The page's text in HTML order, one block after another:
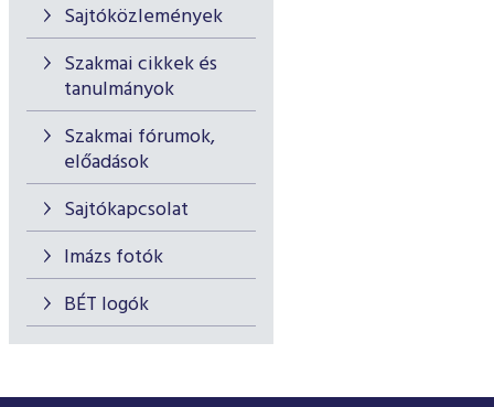
Sajtóközlemények
Szakmai cikkek és
tanulmányok
Szakmai fórumok,
előadások
Sajtókapcsolat
Imázs fotók
BÉT logók